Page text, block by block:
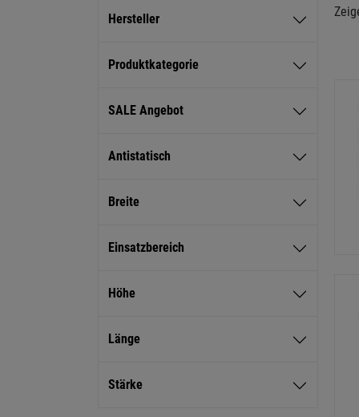
Hersteller
Produktkategorie
SALE Angebot
Antistatisch
Breite
Einsatzbereich
Höhe
Länge
Stärke